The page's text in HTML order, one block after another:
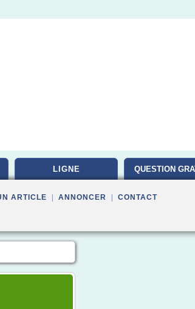
LIGNE QUESTION
ARTICLE ANNONCER CONTACT